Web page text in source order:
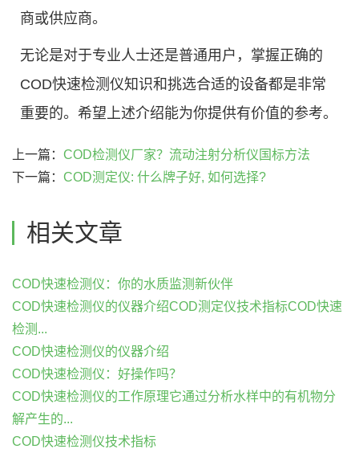
商或供应商。
无论是对于专业人士还是普通用户，掌握正确的
COD快速检测仪知识和挑选合适的设备都是非常
重要的。希望上述介绍能为你提供有价值的参考。
上一篇： COD检测仪厂家？流动注射分析仪国标方法
下一篇： COD测定仪: 什么牌子好, 如何选择?
相关文章
COD快速检测仪：你的水质监测新伙伴
COD快速检测仪的仪器介绍COD测定仪技术指标COD快速
检测...
COD快速检测仪的仪器介绍
COD快速检测仪：好操作吗？
COD快速检测仪的工作原理它通过分析水样中的有机物分
解产生的...
COD快速检测仪技术指标